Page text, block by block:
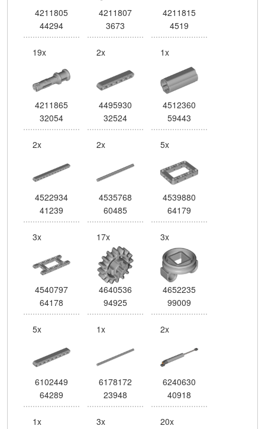
4211805
44294
4211807
3673
4211815
4519
19x
4211865
32054
2x
4495930
32524
1x
4512360
59443
2x
4522934
41239
2x
4535768
60485
5x
4539880
64179
3x
4540797
64178
17x
4640536
94925
3x
4652235
99009
5x
6102449
64289
1x
6178172
23948
2x
6240630
40918
1x 3x 20x